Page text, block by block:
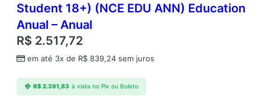
Student 18+) (NCE EDU ANN) Education
Anual – Anual
R$ 2.517,72
em até 3x de R$ 839,24 sem juros
R$2.391,83 à vista no Pix ou Boleto